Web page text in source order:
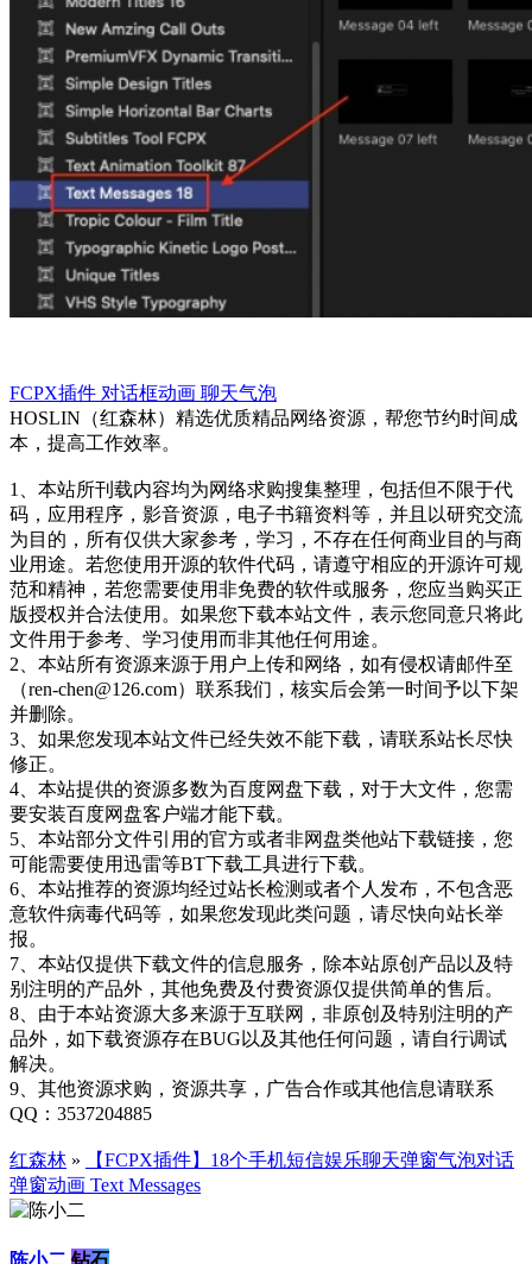
FCPX插件 对话框动画 聊天气泡
HOSLIN（红森林）精选优质精品网络资源，帮您节约时间成
本，提高工作效率。
1、本站所刊载内容均为网络求购搜集整理，包括但不限于代
码，应用程序，影音资源，电子书籍资料等，并且以研究交流
为目的，所有仅供大家参考，学习，不存在任何商业目的与商
业用途。若您使用开源的软件代码，请遵守相应的开源许可规
范和精神，若您需要使用非免费的软件或服务，您应当购买正
版授权并合法使用。如果您下载本站文件，表示您同意只将此
文件用于参考、学习使用而非其他任何用途。
2、本站所有资源来源于用户上传和网络，如有侵权请邮件至
（ren-chen@126.com）联系我们，核实后会第一时间予以下架
并删除。
3、如果您发现本站文件已经失效不能下载，请联系站长尽快
修正。
4、本站提供的资源多数为百度网盘下载，对于大文件，您需
要安装百度网盘客户端才能下载。
5、本站部分文件引用的官方或者非网盘类他站下载链接，您
可能需要使用迅雷等BT下载工具进行下载。
6、本站推荐的资源均经过站长检测或者个人发布，不包含恶
意软件病毒代码等，如果您发现此类问题，请尽快向站长举
报。
7、本站仅提供下载文件的信息服务，除本站原创产品以及特
别注明的产品外，其他免费及付费资源仅提供简单的售后。
8、由于本站资源大多来源于互联网，非原创及特别注明的产
品外，如下载资源存在BUG以及其他任何问题，请自行调试
解决。
9、其他资源求购，资源共享，广告合作或其他信息请联系
QQ：3537204885
红森林 »
【FCPX插件】18个手机短信娱乐聊天弹窗气泡对话
弹窗动画 Text Messages
陈小二 钻石